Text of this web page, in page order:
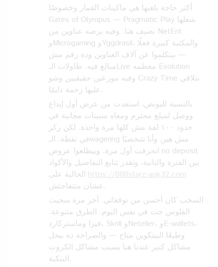
أكتر حاجة بلعبها هي ماكينات القمار وخصوصًا
Gates of Olympus — Pragmatic Play شغلها
نضيف هنا. وفيه برضه عناوين من NetEnt
وMicrogaming وYggdrasil، والمكتبة كبيرة فعلًا
— بيتكلموا عن آلاف العناوين وده رقم مش
مبالغ فيه. طاولات الـLive معظمه Evolution
وفيه موزعين حقيقيين وشو Crazy Time بتلاقي
عليها زحمة دايمًا.
بالنسبة للبونص، استفدت من عرض أول إيداع
ووصل لمبلغ محترم ومعاه سبينات مجانية في
حدود ١٠٠ لفة مش كلها مرة واحدة. لكن ركز
في نقطة: الـwagering مش هين وأنا شخصيًا
اتحرقت أول مرة. وبيطلعوا عروض no deposit
بين الفترة والتانية، وتقدر تتابع التفاصيل والأكواد
https://888starz-apk32.com
عشان متتفاجئش.
السحب كان أحسن من توقعاتي. آخر مرة سحبت
الفلوس جت في نفس اليوم. الطرق متنوعة:
فيزا وماستركارد، Skrill وNeteller، وE-wallets،
وطبعًا البيتكوين متاح — والصراحة ده بيحل
مشاكل كتير عندنا هنا بسبب مشاكل الكروت
البنكية.